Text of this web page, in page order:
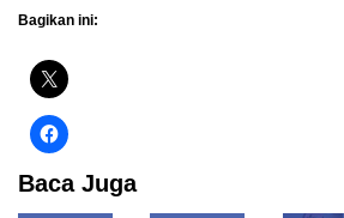
Bagikan ini:
Baca Juga